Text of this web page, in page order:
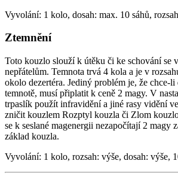
Vyvolání: 1 kolo, dosah: max. 10 sáhů,
Ztemnění
Toto kouzlo slouží k útěku či ke schování se
nepřátelům. Temnota trvá 4 kola a je v
okolo dezertéra. Jediný problém je, že chce-li
temnotě, musí připlatit k ceně 2 magy. V
trpaslík použít infravidění a jiné rasy vidění
zničit kouzlem Rozptyl kouzla či Zlom
se k seslané magenergii nezapočítají 2 magy
základ kouzla.
Vyvolání: 1 kolo, rozsah: výše, dosah: výše,